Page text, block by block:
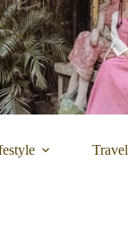
Travel